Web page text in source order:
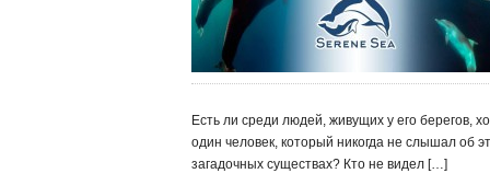
Есть ли среди людей, живущих у его берегов,
один человек, который никогда не слышал об
загадочных существах? Кто не видел […]